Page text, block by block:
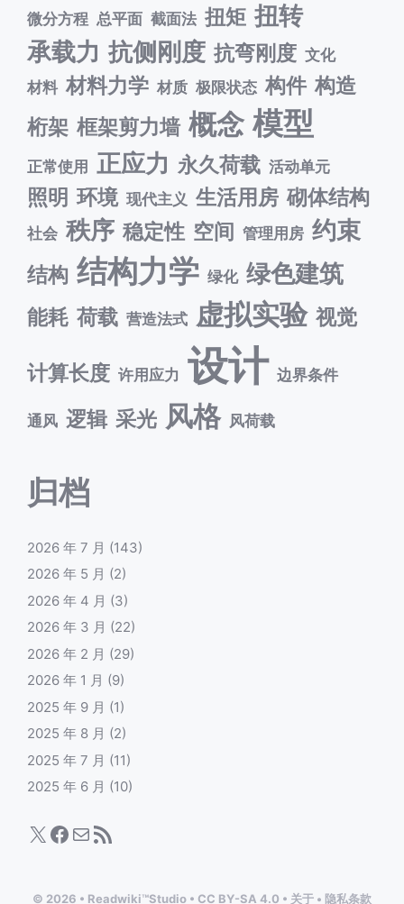
微分方程 总平面 截面法 扭矩 扭转
承载力 抗侧刚度 抗弯刚度 文化
材料 材料力学 材质 极限状态 构件 构造
桁架 框架剪力墙 概念 模型
正常使用 正应力 永久荷载 活动单元
照明 环境 现代主义 生活用房 砌体结构
社会 秩序 稳定性 空间 管理用房 约束
结构 结构力学 绿化 绿色建筑
能耗 荷载 营造法式 虚拟实验 视觉
计算长度 许用应力 设计 边界条件
通风 逻辑 采光 风格 风荷载
归档
2026 年 7 月 (143)
2026 年 5 月 (2)
2026 年 4 月 (3)
2026 年 3 月 (22)
2026 年 2 月 (29)
2026 年 1 月 (9)
2025 年 9 月 (1)
2025 年 8 月 (2)
2025 年 7 月 (11)
2025 年 6 月 (10)
X Facebook
电子邮件RSS Feed
© 2026 • Readwiki™Studio • CC BY-SA 4.0 • 关于 • 隐私条款